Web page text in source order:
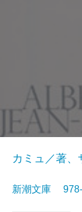
カミュ／著
新潮文庫